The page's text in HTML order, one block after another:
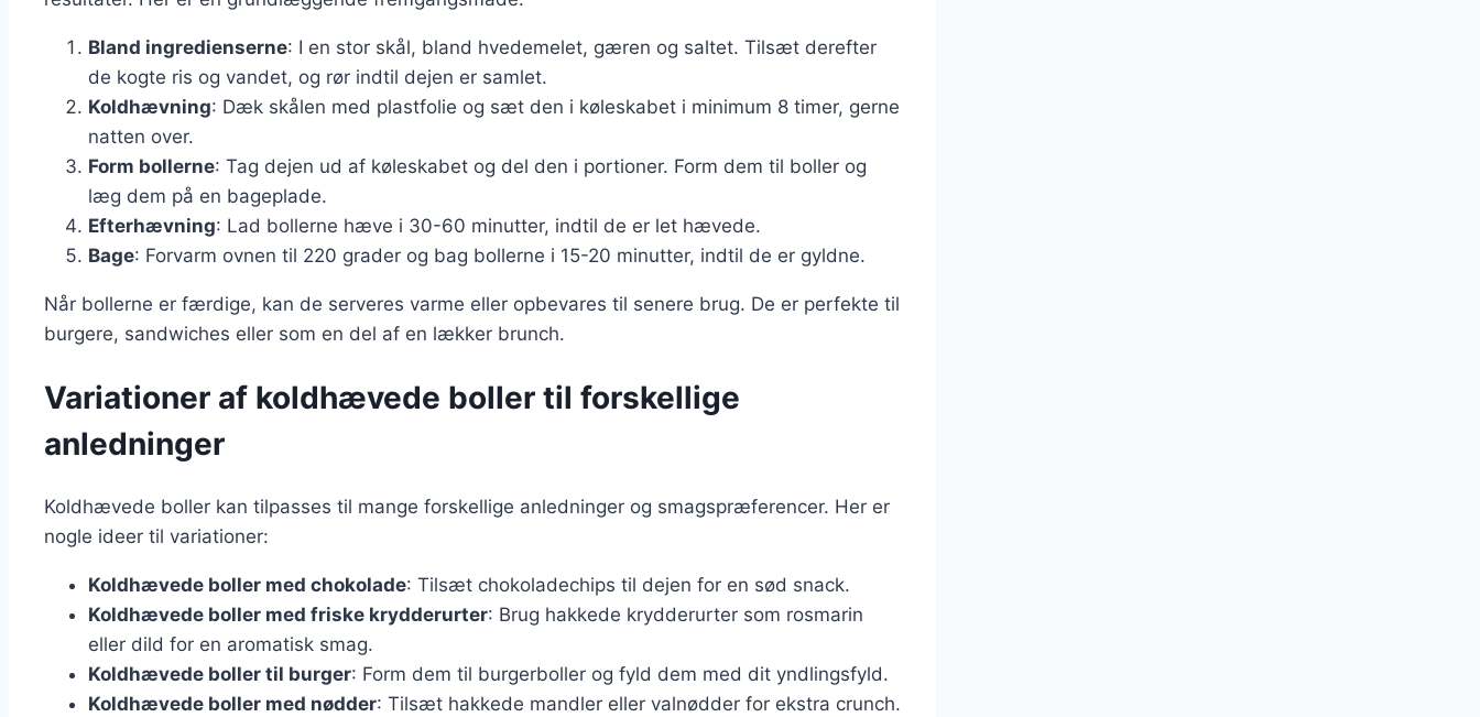
Bland ingredienserne: I en stor skål, bland hvedemelet, gæren og saltet. Tilsæt derefter
de kogte ris og vandet, og rør indtil dejen er samlet.
Koldhævning: Dæk skålen med plastfolie og sæt den i køleskabet i minimum 8 timer, gerne
natten over.
Form bollerne: Tag dejen ud af køleskabet og del den i portioner. Form dem til boller og
læg dem på en bageplade.
Efterhævning: Lad bollerne hæve i 30-60 minutter, indtil de er let hævede.
Bage: Forvarm ovnen til 220 grader og bag bollerne i 15-20 minutter, indtil de er gyldne.
Når bollerne er færdige, kan de serveres varme eller opbevares til senere brug. De er perfekte til
burgere, sandwiches eller som en del af en lækker brunch.
Variationer af koldhævede boller til forskellige
anledninger
Koldhævede boller kan tilpasses til mange forskellige anledninger og smagspræferencer. Her er
nogle ideer til variationer:
Koldhævede boller med chokolade: Tilsæt chokoladechips til dejen for en sød snack.
Koldhævede boller med friske krydderurter: Brug hakkede krydderurter som rosmarin
eller dild for en aromatisk smag.
Koldhævede boller til burger: Form dem til burgerboller og fyld dem med dit yndlingsfyld.
Koldhævede boller med nødder: Tilsæt hakkede mandler eller valnødder for ekstra crunch.